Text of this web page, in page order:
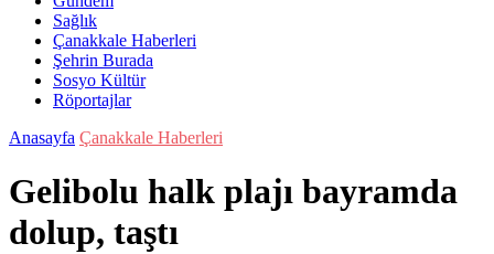
Sağlık
Çanakkale Haberleri
Şehrin Burada
Sosyo Kültür
Röportajlar
Anasayfa Çanakkale Haberleri
Gelibolu halk plajı bayramda
dolup, taştı